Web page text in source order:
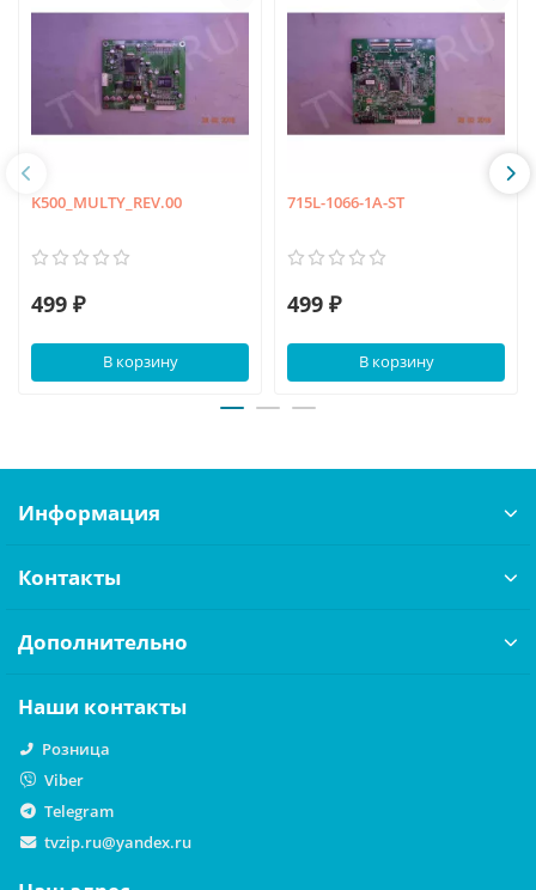
K500_MULTY_REV.00
499 ₽
В корзину
715L-1066-1A-ST
499 ₽
В корзину
Информация
Контакты
Дополнительно
Наши контакты
Розница
Viber
Telegram
tvzip.ru@yandex.ru